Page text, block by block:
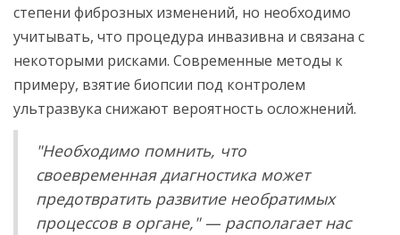
степени фиброзных изменений, но необходимо
учитывать, что процедура инвазивна и связана с
некоторыми рисками. Современные методы к
примеру, взятие биопсии под контролем
ультразвука снижают вероятность осложнений.
"Необходимо помнить, что
своевременная диагностика может
предотвратить развитие необратимых
процессов в органе," — располагает нас